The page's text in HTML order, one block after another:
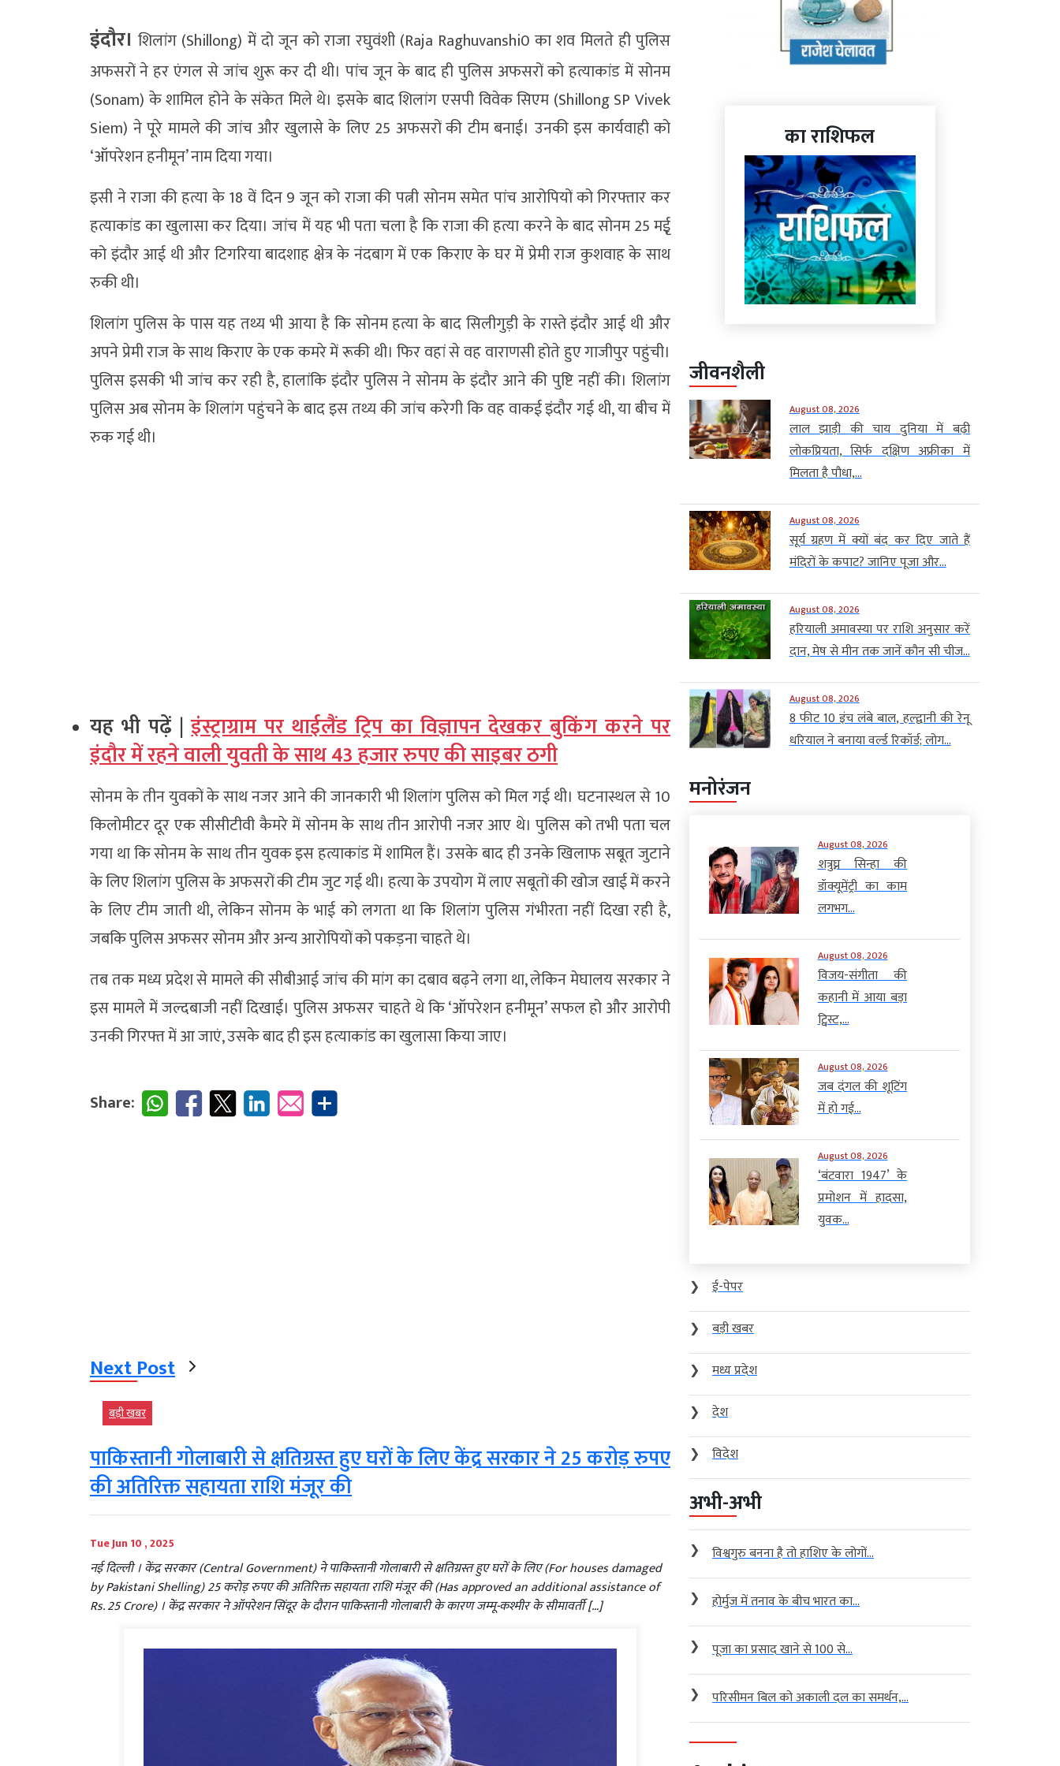
इंदौर। शिलांग (Shillong) में दो जून को राजा रघुवंशी (Raja Raghuvanshi0 का शव मिलते ही पुलिस
अफसरों ने हर एंगल से जांच शुरू कर दी थी। पांच जून के बाद ही पुलिस अफसरों को हत्याकांड में सोनम
(Sonam) के शामिल होने के संकेत मिले थे। इसके बाद शिलांग एसपी विवेक सिएम (Shillong SP Vivek
Siem) ने पूरे मामले की जांच और खुलासे के लिए 25 अफसरों की टीम बनाई। उनकी इस कार्यवाही को
‘ऑपरेशन हनीमून’ नाम दिया गया।
इसी ने राजा की हत्या के 18 वें दिन 9 जून को राजा की पत्नी सोनम समेत पांच आरोपियों को गिरफ्तार कर
हत्याकांड का खुलासा कर दिया। जांच में यह भी पता चला है कि राजा की हत्या करने के बाद सोनम 25 मईृ
को इंदौर आई थी और टिगरिया बादशाह क्षेत्र के नंदबाग में एक किराए के घर में प्रेमी राज कुशवाह के साथ
रुकी थी।
शिलांग पुलिस के पास यह तथ्य भी आया है कि सोनम हत्या के बाद सिलीगुड़ी के रास्ते इंदौर आई थी और
अपने प्रेमी राज के साथ किराए के एक कमरे में रूकी थी। फिर वहां से वह वाराणसी होते हुए गाजीपुर पहुंची।
पुलिस इसकी भी जांच कर रही है, हालांकि इंदौर पुलिस ने सोनम के इंदौर आने की पुष्टि नहीं की। शिलांग
पुलिस अब सोनम के शिलांग पहुंचने के बाद इस तथ्य की जांच करेगी कि वह वाकई इंदौर गई थी, या बीच में
रुक गई थी।
यह भी पढ़ें |इंस्ट्राग्राम पर थाईलैंड ट्रिप का विज्ञापन देखकर बुकिंग करने पर
इंदौर में रहने वाली युवती के साथ 43 हजार रुपए की साइबर ठगी
सोनम के तीन युवकों के साथ नजर आने की जानकारी भी शिलांग पुलिस को मिल गई थी। घटनास्थल से 10
किलोमीटर दूर एक सीसीटीवी कैमरे में सोनम के साथ तीन आरोपी नजर आए थे। पुलिस को तभी पता चल
गया था कि सोनम के साथ तीन युवक इस हत्याकांड में शामिल हैं। उसके बाद ही उनके खिलाफ सबूत जुटाने
के लिए शिलांग पुलिस के अफसरों की टीम जुट गई थी। हत्या के उपयोग में लाए सबूतों की खोज खाई में करने
के लिए टीम जाती थी, लेकिन सोनम के भाई को लगता था कि शिलांग पुलिस गंभीरता नहीं दिखा रही है,
जबकि पुलिस अफसर सोनम और अन्य आरोपियों को पकड़ना चाहते थे।
तब तक मध्य प्रदेश से मामले की सीबीआई जांच की मांग का दबाव बढ़ने लगा था, लेकिन मेघालय सरकार ने
इस मामले में जल्दबाजी नहीं दिखाई। पुलिस अफसर चाहते थे कि ‘ऑपरेशन हनीमून’ सफल हो और आरोपी
उनकी गिरफ्त में आ जाएं, उसके बाद ही इस हत्याकांड का खुलासा किया जाए।
Share:
Next Post
बड़ी खबर
पाकिस्तानी गोलाबारी से क्षतिग्रस्त हुए घरों के लिए केंद्र सरकार ने 25 करोड़ रुपए
की अतिरिक्त सहायता राशि मंजूर की
Tue Jun 10 , 2025
नई दिल्ली । केंद्र सरकार (Central Government) ने पाकिस्तानी गोलाबारी से क्षतिग्रस्त हुए घरों के लिए (For houses damaged
by Pakistani Shelling) 25 करोड़ रुपए की अतिरिक्त सहायता राशि मंजूर की (Has approved an additional assistance of
Rs. 25 Crore) । केंद्र सरकार ने ऑपरेशन सिंदूर के दौरान पाकिस्तानी गोलाबारी के कारण जम्मू-कश्मीर के सीमावर्ती […]
का राशिफल
जीवनशैली
August 08, 2026
लाल झाड़ी की चाय दुनिया में बढ़ी
लोकप्रियता, सिर्फ दक्षिण अफ्रीका में
मिलता है पौधा,...
August 08, 2026
सूर्य ग्रहण में क्यों बंद कर दिए जाते हैं
मंदिरों के कपाट? जानिए पूजा और...
August 08, 2026
हरियाली अमावस्या पर राशि अनुसार करें
दान, मेष से मीन तक जानें कौन सी चीज...
August 08, 2026
8 फीट 10 इंच लंबे बाल, हल्द्वानी की रेनू
धरियाल ने बनाया वर्ल्ड रिकॉर्ड; लोग...
मनोरंजन
August 08, 2026
शत्रुघ्न सिन्हा की
डॉक्यूमेंट्री का काम
लगभग...
August 08, 2026
विजय-संगीता की
कहानी में आया बड़ा
ट्विस्ट,...
August 08, 2026
जब दंगल की शूटिंग
में हो गई...
August 08, 2026
‘बंटवारा 1947’ के
प्रमोशन में हादसा,
युवक...
❯
ई-पेपर
❯
बड़ी खबर
❯
मध्य प्रदेश
❯
देश
❯
विदेश
अभी-अभी
❯ विश्वगुरु बनना है तो हाशिए के लोगों...
❯ होर्मुज में तनाव के बीच भारत का...
❯ पूजा का प्रसाद खाने से 100 से...
❯ परिसीमन बिल को अकाली दल का समर्थन,...